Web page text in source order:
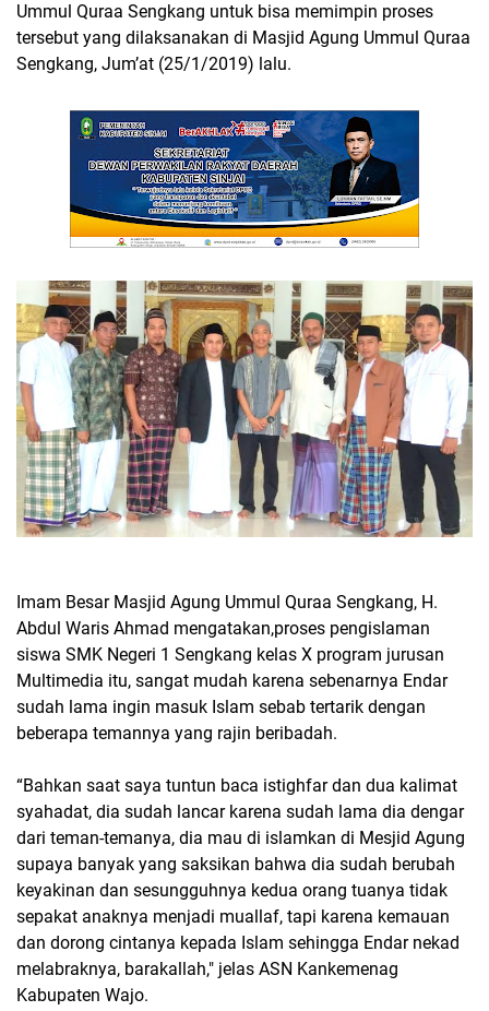
Ummul Quraa Sengkang untuk bisa memimpin proses
tersebut yang dilaksanakan di Masjid Agung Ummul Quraa
Sengkang, Jum’at (25/1/2019) lalu.
Imam Besar Masjid Agung Ummul Quraa Sengkang, H.
Abdul Waris Ahmad mengatakan,proses pengislaman
siswa SMK Negeri 1 Sengkang kelas X program jurusan
Multimedia itu, sangat mudah karena sebenarnya Endar
sudah lama ingin masuk Islam sebab tertarik dengan
beberapa temannya yang rajin beribadah.
“Bahkan saat saya tuntun baca istighfar dan dua kalimat
syahadat, dia sudah lancar karena sudah lama dia dengar
dari teman-temanya, dia mau di islamkan di Mesjid Agung
supaya banyak yang saksikan bahwa dia sudah berubah
keyakinan dan sesungguhnya kedua orang tuanya tidak
sepakat anaknya menjadi muallaf, tapi karena kemauan
dan dorong cintanya kepada Islam sehingga Endar nekad
melabraknya, barakallah," jelas ASN Kankemenag
Kabupaten Wajo.